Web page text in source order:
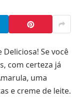
Deliciosa! Se você
com certeza já
uma
e creme de leite.